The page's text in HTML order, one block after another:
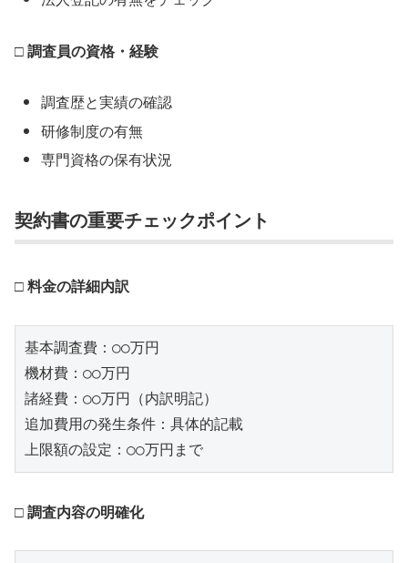
□ 調査員の資格・経験
調査歴と実績の確認
研修制度の有無
専門資格の保有状況
契約書の重要チェックポイント
□ 料金の詳細内訳
基本調査費：○○万円
機材費：○○万円
諸経費：○○万円（内訳明記）
追加費用の発生条件：具体的記載
□ 調査内容の明確化